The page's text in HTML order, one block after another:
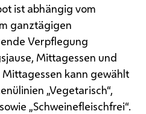
ist abhängig vom
ganztägigen
Verpflegung
Mittagessen und
Mittagessen kann gewählt
„Vegetarisch“,
„Schweinefleischfrei“.